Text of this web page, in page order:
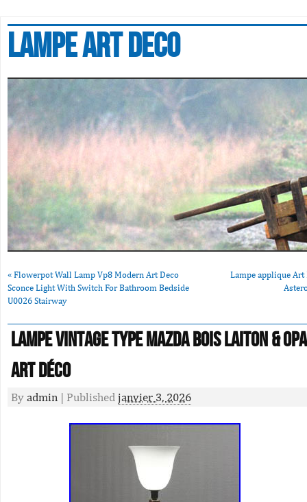
Lampe art deco
« Flowerpot Wall Lamp Vp8 Modern Art Deco
Sconce Light With Switch For Bathroom Bedside
U0026 Stairway
Lampe applique
Lampe vintage type Mazda bois laiton &
Art Déco
By admin | Published janvier 3, 2026